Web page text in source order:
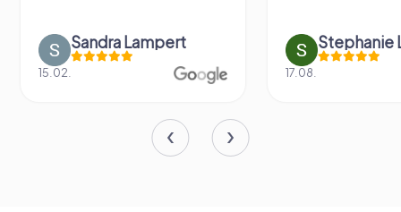
Sandra Lampert
15.02.
Stephanie
17.08.